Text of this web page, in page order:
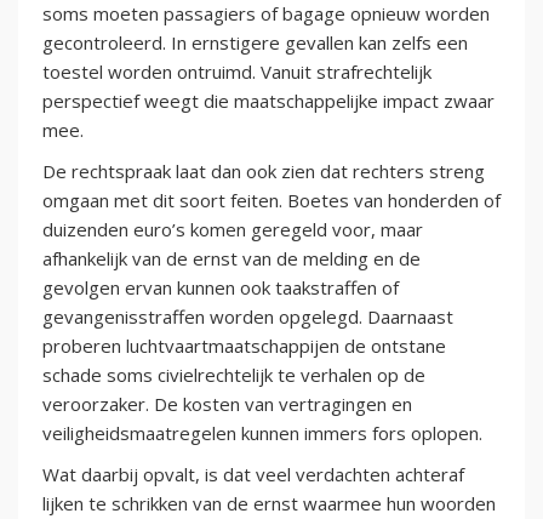
soms moeten passagiers of bagage opnieuw worden
gecontroleerd. In ernstigere gevallen kan zelfs een
toestel worden ontruimd. Vanuit strafrechtelijk
perspectief weegt die maatschappelijke impact zwaar
mee.
De rechtspraak laat dan ook zien dat rechters streng
omgaan met dit soort feiten. Boetes van honderden of
duizenden euro’s komen geregeld voor, maar
afhankelijk van de ernst van de melding en de
gevolgen ervan kunnen ook taakstraffen of
gevangenisstraffen worden opgelegd. Daarnaast
proberen luchtvaartmaatschappijen de ontstane
schade soms civielrechtelijk te verhalen op de
veroorzaker. De kosten van vertragingen en
veiligheidsmaatregelen kunnen immers fors oplopen.
Wat daarbij opvalt, is dat veel verdachten achteraf
lijken te schrikken van de ernst waarmee hun woorden